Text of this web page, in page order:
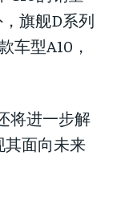
旗舰D系列
车型A10，
将进一步解
其面向未来